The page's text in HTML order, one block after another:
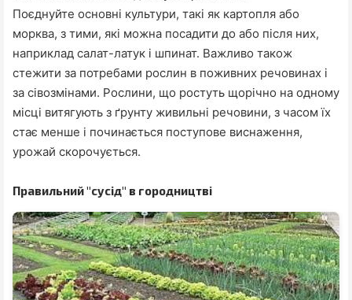
Поєднуйте основні культури, такі як картопля або
морква, з тими, які можна посадити до або після них,
наприклад салат-латук і шпинат. Важливо також
стежити за потребами рослин в поживних речовинах і
за сівозмінами. Рослини, що ростуть щорічно на одному
місці витягують з ґрунту живильні речовини, з часом їх
стає менше і починається поступове виснаження,
урожай скорочується.
Правильний "сусід" в городництві